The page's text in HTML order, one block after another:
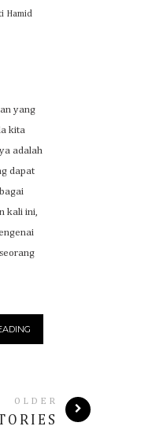
Hamid
yang
kita
adalah
dapat
kali ini,
OLDER